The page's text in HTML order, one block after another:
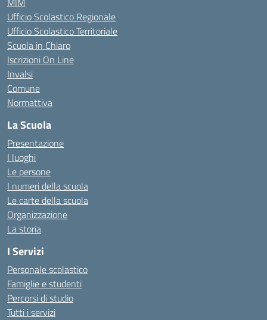
Ufficio Scolastico Regionale
Ufficio Scolastico Territoriale
Scuola in Chiaro
Iscrizioni On Line
Invalsi
Comune
Normattiva
La Scuola
Presentazione
I luoghi
Le persone
I numeri della scuola
Le carte della scuola
Organizzazione
La storia
I Servizi
Personale scolastico
Famiglie e studenti
Percorsi di studio
Tutti i servizi